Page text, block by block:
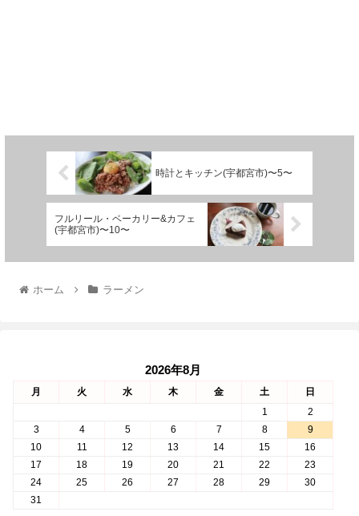
時計とキッチン(宇都宮市)〜5〜
フルリール・ベーカリー&カフェ
(宇都宮市)〜10〜
ホーム ラーメン
2026年8月
月 火 水 木 金 土
日
1
2
3
4 5 6 7 8
9
10
11 12 13 14 15
16
17
18 19 20 21 22
23
24
25 26 27 28 29
30
31